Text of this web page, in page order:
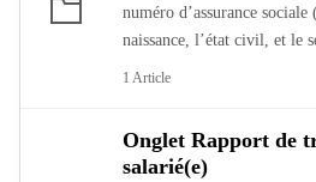
numéro d’assurance
naissance, l’état civil, et le
1 Article
Onglet Rapport de
salarié(e)